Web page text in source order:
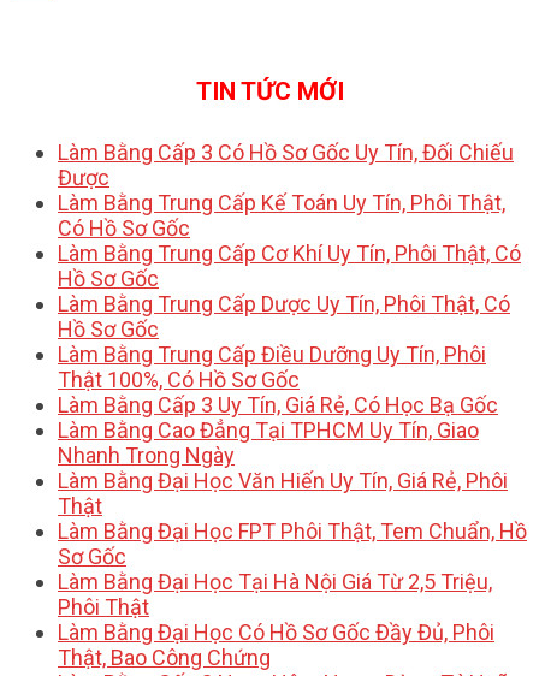
TIN TỨC MỚI
Làm Bằng Cấp 3 Có Hồ Sơ Gốc Uy Tín, Đối Chiếu
Được
Làm Bằng Trung Cấp Kế Toán Uy Tín, Phôi Thật,
Có Hồ Sơ Gốc
Làm Bằng Trung Cấp Cơ Khí Uy Tín, Phôi Thật, Có
Hồ Sơ Gốc
Làm Bằng Trung Cấp Dược Uy Tín, Phôi Thật, Có
Hồ Sơ Gốc
Làm Bằng Trung Cấp Điều Dưỡng Uy Tín, Phôi
Thật 100%, Có Hồ Sơ Gốc
Làm Bằng Cấp 3 Uy Tín, Giá Rẻ, Có Học Bạ Gốc
Làm Bằng Cao Đẳng Tại TPHCM Uy Tín, Giao
Nhanh Trong Ngày
Làm Bằng Đại Học Văn Hiến Uy Tín, Giá Rẻ, Phôi
Thật
Làm Bằng Đại Học FPT Phôi Thật, Tem Chuẩn, Hồ
Sơ Gốc
Làm Bằng Đại Học Tại Hà Nội Giá Từ 2,5 Triệu,
Phôi Thật
Làm Bằng Đại Học Có Hồ Sơ Gốc Đầy Đủ, Phôi
Thật, Bao Công Chứng